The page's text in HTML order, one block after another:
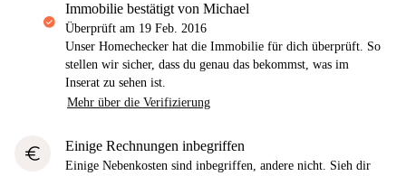
Immobilie bestätigt von Michael
Überprüft am 19 Feb. 2016
Unser Homechecker hat die Immobilie für dich überprüft. So
stellen wir sicher, dass du genau das bekommst, was im
Inserat zu sehen ist.
Mehr über die Verifizierung
euro Einige Rechnungen inbegriffen
Einige Nebenkosten sind inbegriffen, andere nicht. Sieh dir